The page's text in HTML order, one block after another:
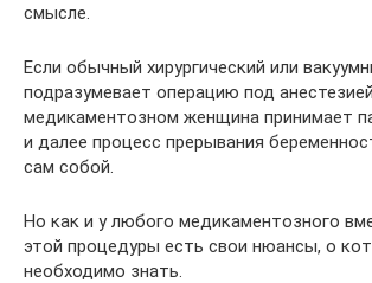
смысле.
Если обычный хирургический или
подразумевает операцию под
медикаментозном женщина принимает
и далее процесс прерывания
сам собой.
Но как и у любого медикаментозного
этой процедуры есть свои нюансы, о
необходимо знать.